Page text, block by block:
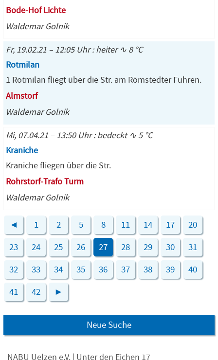
Bode-Hof Lichte
Waldemar Golnik
Fr, 19.02.21 – 12:05 Uhr : heiter ∿ 8 °C
Rotmilan
1 Rotmilan fliegt über die Str. am Römstedter Fuhren.
Almstorf
Waldemar Golnik
Mi, 07.04.21 – 13:50 Uhr : bedeckt ∿ 5 °C
Kraniche
Kraniche fliegen über die Str.
Rohrstorf-Trafo Turm
Waldemar Golnik
◄ 1 2 5 8 11 14 17 20
23 24 25 26 27 28 29 30 31
32 33 34 35 36 37 38 39 40
41 42 ►
Neue Suche
NABU Uelzen e.V. | Unter den Eichen 17